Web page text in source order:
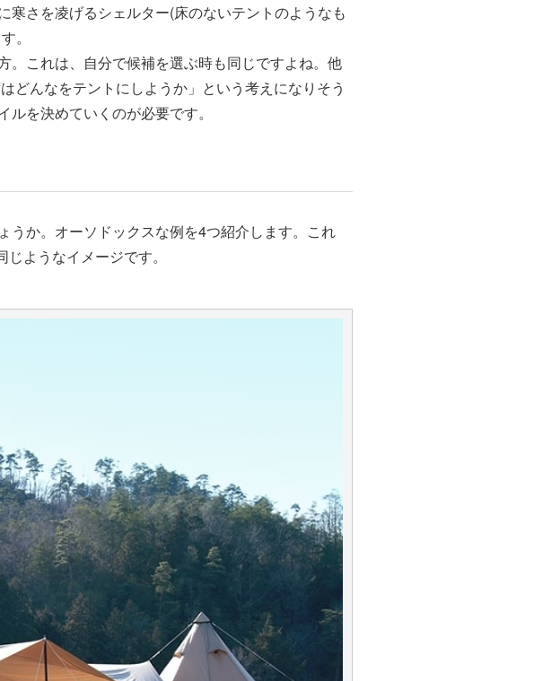
さを凌げるシェルター(床のないテントのようなも
。
。これは、自分で候補を選ぶ時も同じですよね。他
どんなをテントにしようか」という考えになりそう
を決めていくのが必要です。
うか。オーソドックスな例を4つ紹介します。これ
ようなイメージです。